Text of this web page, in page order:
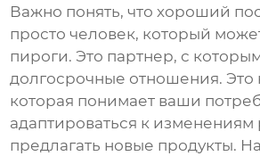
Важно понять, что хороший
просто человек, который
пироги. Это партнер, с
долгосрочные отношения. Это
которая понимает ваши
адаптироваться к изменениям
предлагать новые продукты.